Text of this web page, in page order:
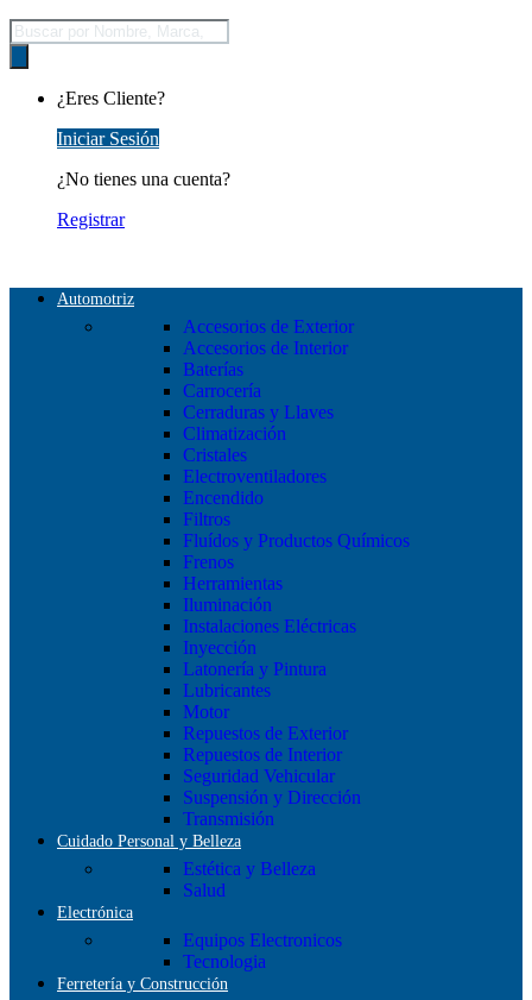
Búsqueda
de
productos
¿Eres Cliente?
Iniciar Sesión
¿No tienes una cuenta?
Registrar
Automotriz
Accesorios de Exterior
Accesorios de Interior
Baterías
Carrocería
Cerraduras y Llaves
Climatización
Cristales
Electroventiladores
Encendido
Filtros
Fluídos y Productos Químicos
Frenos
Herramientas
Iluminación
Instalaciones Eléctricas
Inyección
Latonería y Pintura
Lubricantes
Motor
Repuestos de Exterior
Repuestos de Interior
Seguridad Vehicular
Suspensión y Dirección
Transmisión
Cuidado Personal y Belleza
Estética y Belleza
Salud
Electrónica
Equipos Electronicos
Tecnologia
Ferretería y Construcción